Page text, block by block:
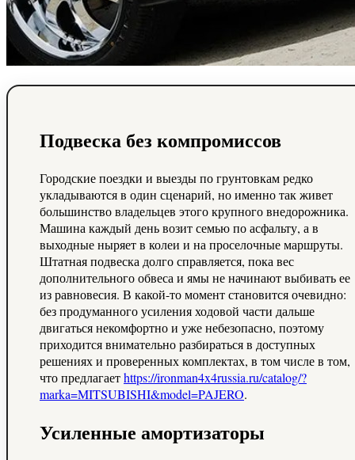
Подвеска без компромиссов
Городские поездки и выезды по грунтовкам редко
укладываются в один сценарий, но именно так живет
большинство владельцев этого крупного внедорожника.
Машина каждый день возит семью по асфальту, а в
выходные ныряет в колеи и на проселочные маршруты.
Штатная подвеска долго справляется, пока вес
дополнительного обвеса и ямы не начинают выбивать ее
из равновесия. В какой-то момент становится очевидно:
без продуманного усиления ходовой части дальше
двигаться некомфортно и уже небезопасно, поэтому
приходится внимательно разбираться в доступных
решениях и проверенных комплектах, в том числе в том,
что предлагаетhttps://ironman4x4russia.ru/catalog/?
marka=MITSUBISHI&model=PAJERO.
Усиленные амортизаторы